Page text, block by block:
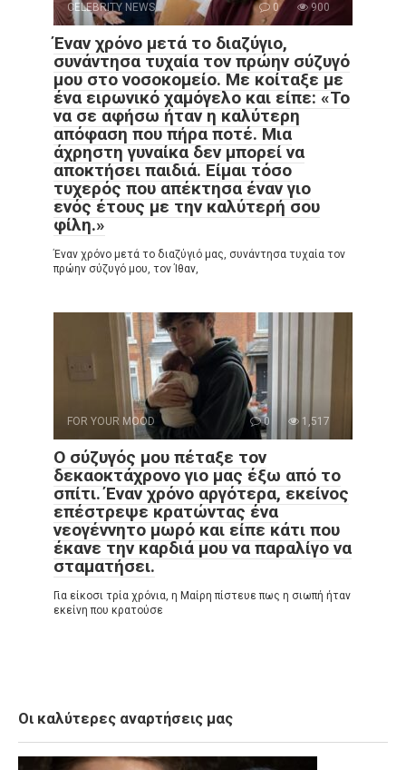
CELEBRITY NEWS 0 900
Έναν χρόνο μετά το διαζύγιο,
συνάντησα τυχαία τον πρώην σύζυγό
μου στο νοσοκομείο. Με κοίταξε με
ένα ειρωνικό χαμόγελο και είπε: «Το
να σε αφήσω ήταν η καλύτερη
απόφαση που πήρα ποτέ. Μια
άχρηστη γυναίκα δεν μπορεί να
αποκτήσει παιδιά. Είμαι τόσο
τυχερός που απέκτησα έναν γιο
ενός έτους με την καλύτερή σου
φίλη.»
Έναν χρόνο μετά το διαζύγιό μας, συνάντησα τυχαία τον
πρώην σύζυγό μου, τον Ίθαν,
FOR YOUR MOOD 0 1,517
Ο σύζυγός μου πέταξε τον
δεκαοκτάχρονο γιο μας έξω από το
σπίτι. Έναν χρόνο αργότερα, εκείνος
επέστρεψε κρατώντας ένα
νεογέννητο μωρό και είπε κάτι που
έκανε την καρδιά μου να παραλίγο να
σταματήσει.
Για είκοσι τρία χρόνια, η Μαίρη πίστευε πως η σιωπή ήταν
εκείνη που κρατούσε
Οι καλύτερες αναρτήσεις μας